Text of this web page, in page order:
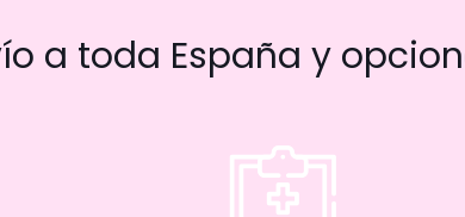
a toda España y